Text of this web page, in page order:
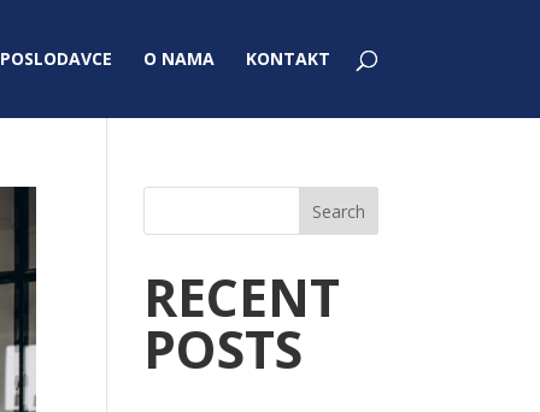
O NAMA KONTAKT
Search
RECENT
POSTS